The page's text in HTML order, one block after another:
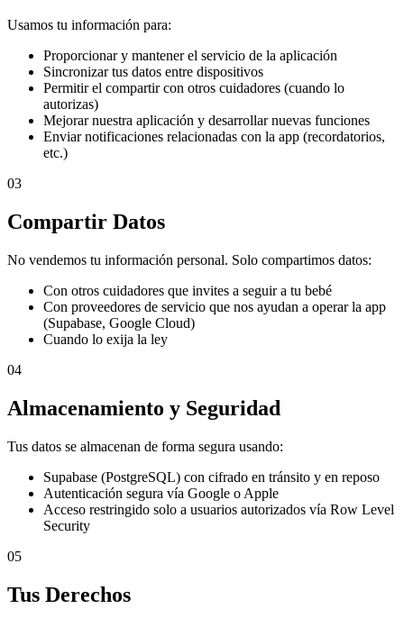
Usamos tu información para:
Proporcionar y mantener el servicio de la aplicación
Sincronizar tus datos entre dispositivos
Permitir el compartir con otros cuidadores (cuando lo
autorizas)
Mejorar nuestra aplicación y desarrollar nuevas funciones
Enviar notificaciones relacionadas con la app (recordatorios,
etc.)
03
Compartir Datos
No vendemos tu información personal. Solo compartimos datos:
Con otros cuidadores que invites a seguir a tu bebé
Con proveedores de servicio que nos ayudan a operar la app
(Supabase, Google Cloud)
Cuando lo exija la ley
04
Almacenamiento y Seguridad
Tus datos se almacenan de forma segura usando:
Supabase (PostgreSQL) con cifrado en tránsito y en reposo
Autenticación segura vía Google o Apple
Acceso restringido solo a usuarios autorizados vía Row Level
Security
05
Tus Derechos